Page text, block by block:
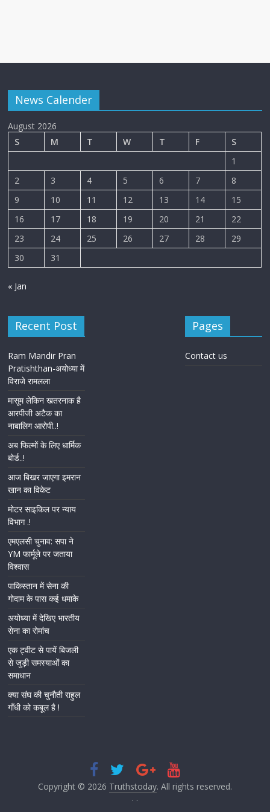
News Calender
August 2026
S
M T W T F
S
1
2
3 4 5 6 7
8
9
10 11 12 13 14
15
16
17 18 19 20 21
22
23
24 25 26 27 28
29
30
31
« Jan
Recent Post
Ram Mandir Pran
Pratishthan-अयोध्या में
विराजे रामलला
मासूम लेकिन खतरनाक है
आरपीजी अटैक का
नाबालिग आरोपी..!
अब फिल्मों के लिए धार्मिक
बोर्ड..!
आज बिखर जाएगा इमरान
खान का विकेट
मोटर साइकिल पर न्याय
विभाग .!
एमएलसी चुनाव: सपा ने
YM फार्मूले पर जताया
विश्वास
पाकिस्तान में सेना की
गोदाम के पास कई धमाके
अयोध्या में देखिए भारतीय
सेना का रोमांच
एक ट्वीट से पायें बिजली
से जुड़ी समस्याओं का
समाधान
क्या संघ की चुनौती राहुल
गाँधी को कबूल है !
Pages
Contact us
Copyright © 2026 Truthstoday. All rights reserved.
. .